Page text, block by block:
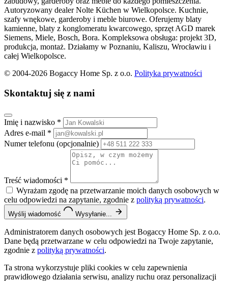
Autoryzowany dealer Nolte Küchen w Wielkopolsce. Kuchnie,
szafy wnękowe, garderoby i meble biurowe. Oferujemy blaty
kamienne, blaty z konglomeratu kwarcowego, sprzęt AGD marek
Siemens, Miele, Bosch, Bora. Kompleksowa obsługa: projekt 3D,
produkcja, montaż. Działamy w Poznaniu, Kaliszu, Wrocławiu i
całej Wielkopolsce.
© 2004-2026 Bogaccy Home Sp. z o.o. Polityka prywatności
Skontaktuj się z nami
Imię i nazwisko *
Adres e-mail *
Numer telefonu (opcjonalnie)
Treść wiadomości *
Wyrażam zgodę na przetwarzanie moich danych osobowych w
celu odpowiedzi na zapytanie, zgodnie z polityką prywatności.
Wyślij wiadomość Wysyłanie...
Administratorem danych osobowych jest Bogaccy Home Sp. z o.o.
Dane będą przetwarzane w celu odpowiedzi na Twoje zapytanie,
zgodnie z polityką prywatności.
Ta strona wykorzystuje pliki cookies w celu zapewnienia
prawidłowego działania serwisu, analizy ruchu oraz personalizacji